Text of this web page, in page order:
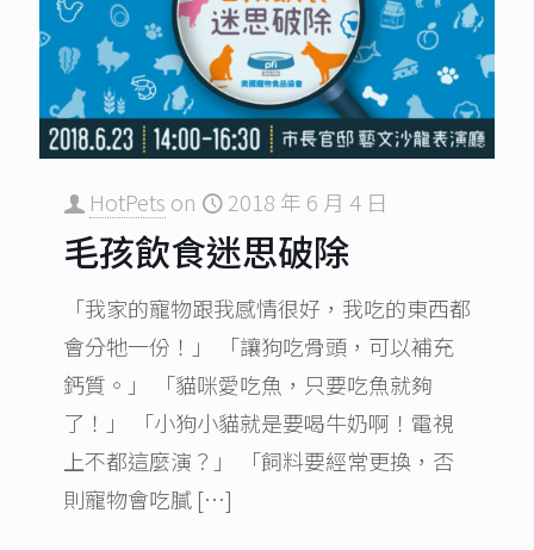
HotPets on 2018 年 6 月 4 日
毛孩飲食迷思破除
「我家的寵物跟我感情很好，我吃的東西都
會分牠一份！」 「讓狗吃骨頭，可以補充
鈣質。」 「貓咪愛吃魚，只要吃魚就夠
了！」 「小狗小貓就是要喝牛奶啊！電視
上不都這麼演？」 「飼料要經常更換，否
則寵物會吃膩 […]